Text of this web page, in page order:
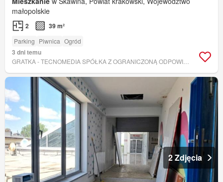
małopolskie
2 39 m²
Parking Piwnica Ogród
3 dni temu
2 Zdjęcia